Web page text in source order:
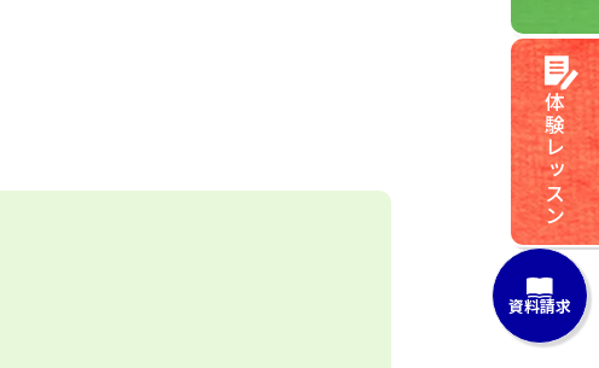
体験レッスン
資料請求